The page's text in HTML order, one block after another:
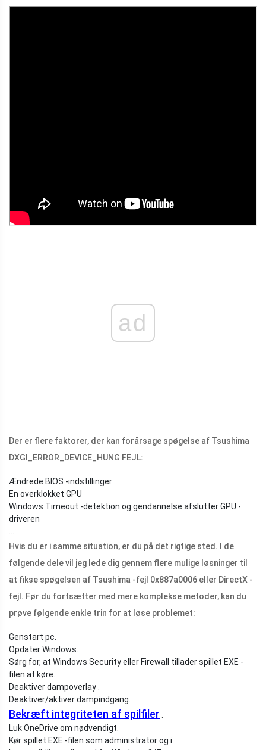
ad
Der er flere faktorer, der kan forårsage spøgelse af Tsushima
DXGI_ERROR_DEVICE_HUNG FEJL:
Ændrede BIOS -indstillinger
En overklokket GPU
Windows Timeout -detektion og gendannelse afslutter GPU -
driveren
Hvis du er i samme situation, er du på det rigtige sted. I de
følgende dele vil jeg lede dig gennem flere mulige løsninger til
at fikse spøgelsen af ​​Tsushima -fejl 0x887a0006 eller DirectX -
fejl. Før du fortsætter med mere komplekse metoder, kan du
prøve følgende enkle trin for at løse problemet:
Genstart pc.
Opdater Windows.
Sørg for, at Windows Security eller Firewall tillader spillet EXE -
filen at køre.
Deaktiver dampoverlay .
Deaktiver/aktiver dampindgang.
Bekræft integriteten af ​​spilfiler
Luk OneDrive om nødvendigt.
Kør spillet EXE -filen som administrator og i